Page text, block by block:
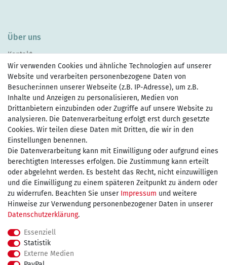
Über uns
Kontakt
Zahlen Sie bequem per
Wir versenden mit
kostenfreie Lieferung
innerhalb Deutschland ab 75€
Wir verwenden Cookies und ähnliche Technologien auf unserer
Website und verarbeiten personenbezogene Daten von
Besucher:innen unserer Webseite (z.B. IP-Adresse), um z.B.
Inhalte und Anzeigen zu personalisieren, Medien von
Drittanbietern einzubinden oder Zugriffe auf unsere Website zu
analysieren. Die Datenverarbeitung erfolgt erst durch gesetzte
Cookies. Wir teilen diese Daten mit Dritten, die wir in den
Einstellungen benennen.
Die Datenverarbeitung kann mit Einwilligung oder aufgrund eines
berechtigten Interesses erfolgen. Die Zustimmung kann erteilt
oder abgelehnt werden. Es besteht das Recht, nicht einzuwilligen
und die Einwilligung zu einem späteren Zeitpunkt zu ändern oder
zu widerrufen. Beachten Sie unser Impressum und weitere
Hinweise zur Verwendung personenbezogener Daten in unserer
Daten­schutz­erklärung.
Essenziell
Statistik
Externe Medien